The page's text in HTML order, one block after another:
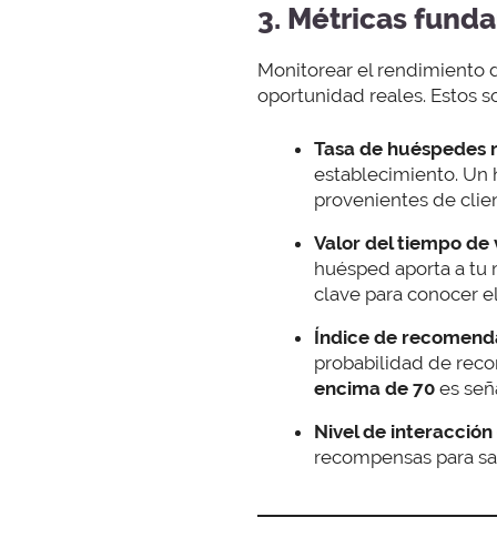
3. Métricas
Monitorear el rendimiento
oportunidad reales. Estos
Tasa de huéspedes
establecimiento. Un
provenientes de
Valor del tiempo de
huésped aporta a tu
clave para conocer
Índice de
probabilidad de
encima de 70 es
Nivel de
recompensas para